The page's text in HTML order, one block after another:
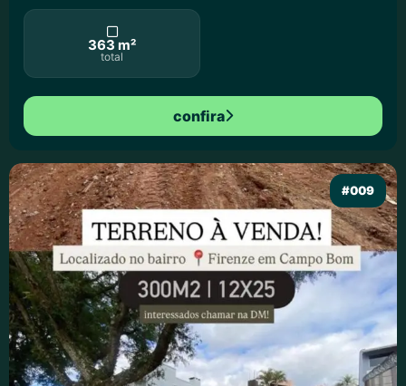
363 m²
total
confira
#009